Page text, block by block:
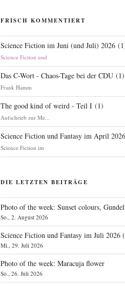
FRISCH KOMMENTIERT
Science Fiction im Juni (und Juli) 2026 (1
Science Fiction und
Das C-Wort - Chaos-Tage bei der CDU (1)
Frank Hamm
The good kind of weird - Teil I (1)
Aufschrieb zur Me...
Science Fiction und Fantasy im April 2026
Science Fiction im
DIE LETZTEN BEITRÄGE
Photo of the week: Sunset colours,
So., 2. August 2026
Science Fiction und Fantasy im Juli 2026
Mi., 29. Juli 2026
Photo of the week: Maracuja flower
So., 26. Juli 2026